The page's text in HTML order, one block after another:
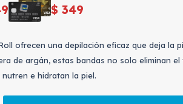
$ 349
ofrecen una depilación eficaz que deja la
de argán, estas bandas no solo eliminan el
e hidratan la piel.